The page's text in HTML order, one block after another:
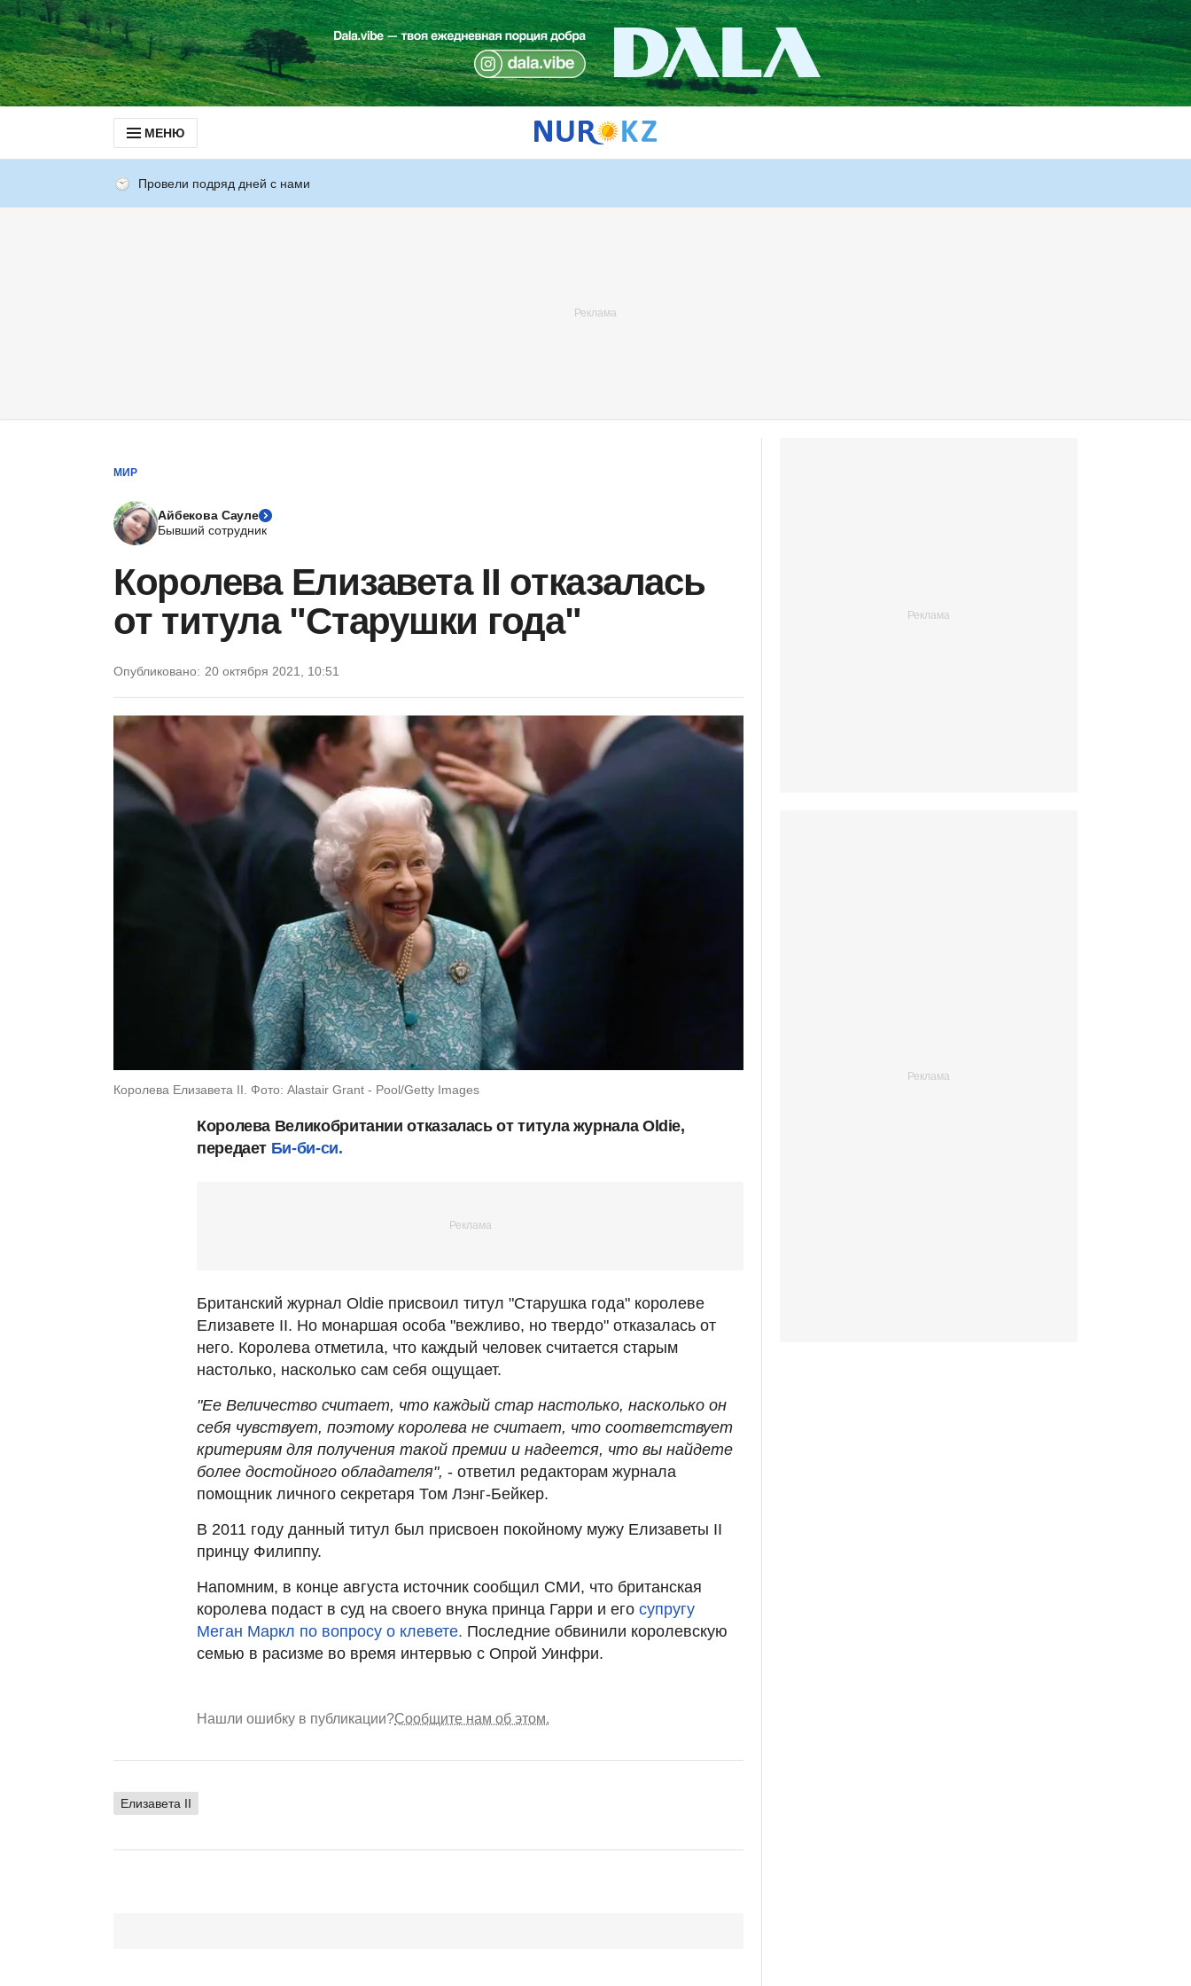
МЕНЮ
Провели подряд дней с нами
МИР
Айбекова Сауле
Бывший сотрудник
Королева Елизавета II отказалась
от титула "Старушки года"
Опубликовано: 20 октября 2021, 10:51
Королева Елизавета II. Фото: Alastair Grant - Pool/Getty Images
Королева Великобритании отказалась от титула журнала Oldie,
передает Би-би-си.
Британский журнал Oldie присвоил титул "Старушка года" королеве
Елизавете II. Но монаршая особа "вежливо, но твердо" отказалась от
него. Королева отметила, что каждый человек считается старым
настолько, насколько сам себя ощущает.
"Ее Величество считает, что каждый стар настолько, насколько он
себя чувствует, поэтому королева не считает, что соответствует
критериям для получения такой премии и надеется, что вы найдете
более достойного обладателя", - ответил редакторам журнала
помощник личного секретаря Том Лэнг-Бейкер.
В 2011 году данный титул был присвоен покойному мужу Елизаветы II
принцу Филиппу.
Напомним, в конце августа источник сообщил СМИ, что британская
королева подаст в суд на своего внука принца Гарри и его супругу
Меган Маркл по вопросу о клевете. Последние обвинили королевскую
семью в расизме во время интервью с Опрой Уинфри.
Нашли ошибку в публикации?Сообщите нам об этом.
Елизавета II